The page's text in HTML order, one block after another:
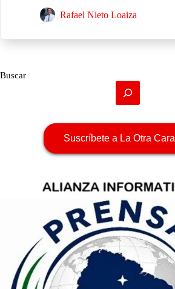
Rafael Nieto Loaiza
Buscar
Suscríbete a La Otra Cara